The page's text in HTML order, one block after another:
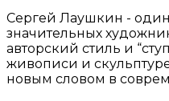
Сергей Лаушкин -
значительных
авторский стиль и
живописи и
новым словом в